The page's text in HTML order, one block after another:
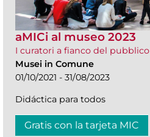
aMICi al museo 2023
I curatori a fianco del pubblico
Musei in Comune
01/10/2021 - 31/08/2023
Didáctica para todos
Gratis con la tarjeta MIC